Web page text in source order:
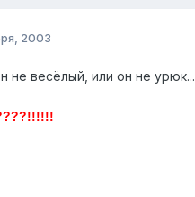
2003
не весёлый, или он не урюк...